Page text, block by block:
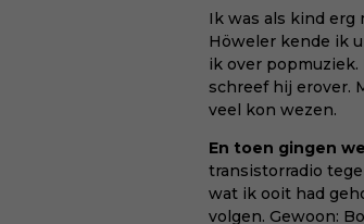
Ik was als kind erg
Höweler kende ik
ik over
schreef hij erover.
veel kon wezen.
En toen gingen
transistorradio
wat ik ooit had
volgen. Gewoon: